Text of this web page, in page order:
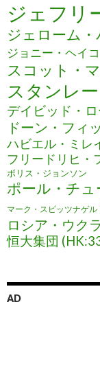
ジェフリ
ジェローム
ジョニー・ヘイ
スコット・
スタンレ
デイビッド・
ドーン・フィ
ハビエル・ミレ
フリードリヒ・
ボリス・ジョンソン
ポール・チ
マーク・スピッツナゲル
ロシア・ウク
恒大集団
AD